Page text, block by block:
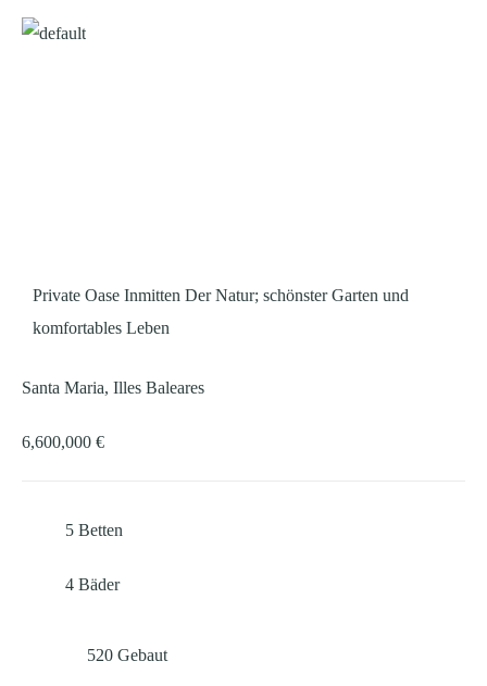
Private Oase Inmitten Der Natur; schönster Garten und
komfortables Leben
Santa Maria, Illes Baleares
6,600,000 €
5 Betten
4 Bäder
520 Gebaut